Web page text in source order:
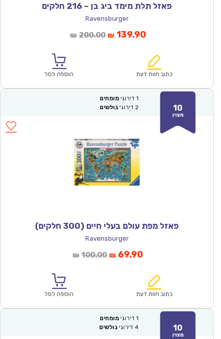
פאזל תלת מימד ביג בן – 216 חלקים
Ravensburger
₪ 200.00המחיר
₪200.00.
₪ 139.90המחיר
הוא:
כתוב חוות דעת הוספה לסל
10
מצוין
1 דירוגי מומחים
2 דירוגי גולשים
פאזל מפת עולם בעלי חיים (300 חלקים)
Ravensburger
₪ 100.00המחיר
₪100.00.
₪ 69.90המחיר
הוא:
כתוב חוות דעת הוספה לסל
10
מצוין
1 דירוגי מומחים
4 דירוגי גולשים